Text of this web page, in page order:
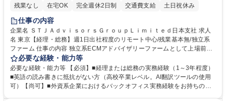
残業なし 在宅OK 完全週休2日制 交通費支給 土日祝休み
仕事の内容
企業名 ＳＴＪＡｄｖｉｓｏｒｓＧｒｏｕｐＬｉｍｉｔｅｄ日本支社 求人
名 東京【経理・総務】週1日出社程度のリモート中心/残業基本無/独立系
ファーム 仕事の内容 独立系ECMアドバイザリーファームとして上場前後
の資本市場戦略を設計する当社にて経理・総務をお任せします。基礎的な
バックオフィス業務からスタートし組織を支える専任担当として広く活躍
できる環境です。 ■日常経理、月次および年次決算サポート業務 ■本国
（グローバル）との英文メール対応（AI翻訳ツール等を使用しての対応で
必要な経験・能力等
必要な経験・能力等 【必須】■経理または総務の実務経験（1～3年程度）
■英語の読み書きに抵抗がない方（高校卒業レベル。AI翻訳ツールの使用
可）【尚可】■外資系企業におけるバックオフィス実務経験をお持ちの方